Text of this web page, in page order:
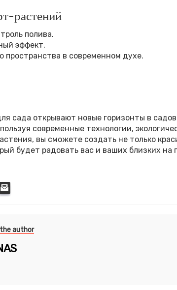
растений
полива.
эффект.
пространства в современном духе.
сада открывают новые горизонты в
современные технологии,
вы сможете создать не только
будет радовать вас и ваших близких на
author